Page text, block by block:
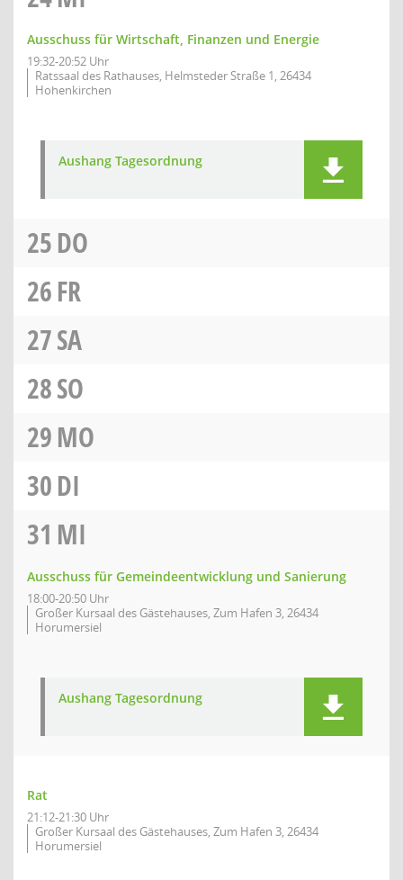
Ausschuss für Wirtschaft, Finanzen und Energie
19:32-20:52 Uhr
Ratssaal des Rathauses, Helmsteder Straße 1, 26434
Hohenkirchen
Aushang Tagesordnung
25DO
26FR
27SA
28SO
29MO
30DI
31 MI
Ausschuss für Gemeindeentwicklung und Sanierung
18:00-20:50 Uhr
Großer Kursaal des Gästehauses, Zum Hafen 3, 26434
Horumersiel
Aushang Tagesordnung
Rat
21:12-21:30 Uhr
Großer Kursaal des Gästehauses, Zum Hafen 3, 26434
Horumersiel